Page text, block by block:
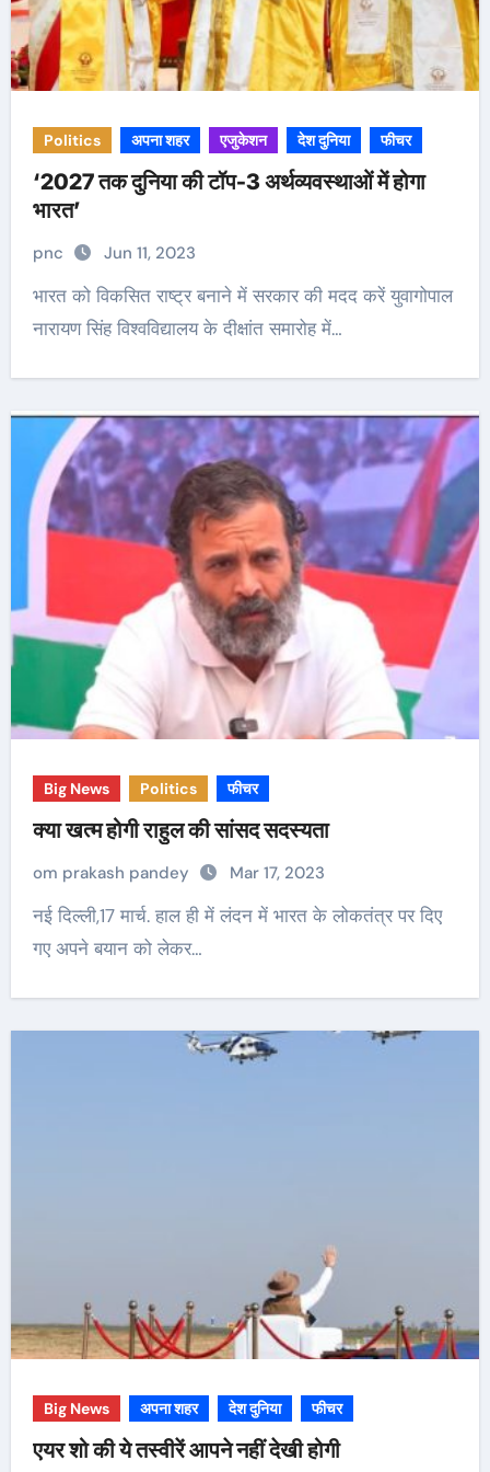
Politics अपना शहर एजुकेशन देश दुनिया फीचर
‘2027 तक दुनिया की टॉप-3 अर्थव्यवस्थाओं में होगा
भारत’
pnc Jun 11, 2023
भारत को विकसित राष्ट्र बनाने में सरकार की मदद करें युवागोपाल
नारायण सिंह विश्वविद्यालय के दीक्षांत समारोह में…
Big News Politics फीचर
क्या खत्म होगी राहुल की सांसद सदस्यता
om prakash pandey Mar 17, 2023
नई दिल्ली,17 मार्च. हाल ही में लंदन में भारत के लोकतंत्र पर दिए
गए अपने बयान को लेकर…
Big News अपना शहर देश दुनिया फीचर
एयर शो की ये तस्वीरें आपने नहीं देखी होगी